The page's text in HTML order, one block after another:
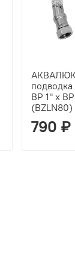
ВР 1" х
(BZLN80)
790 ₽